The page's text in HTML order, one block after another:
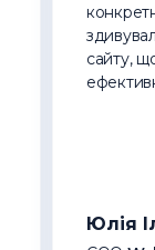
сайту,
Юлія